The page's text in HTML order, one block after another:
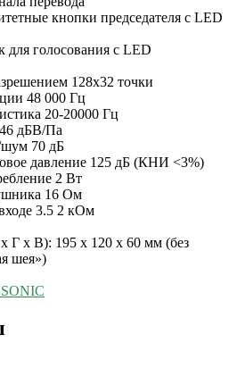
кнопки председателя с LED
для голосования с LED
128х32 точки
48 000 Гц
20-20000 Гц
46 дБВ/Па
70 дБ
давление 125 дБ (КНИ <3%)
2 Вт
16 Ом
3.5 2 кОм
Г х В): 195 х 120 х 60 мм (без
шея»)